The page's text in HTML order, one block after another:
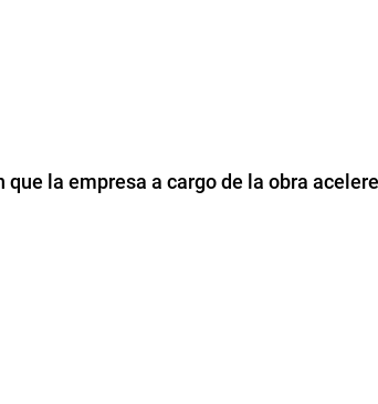
la empresa a cargo de la obra